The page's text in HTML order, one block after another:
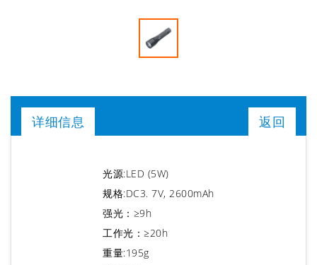
详细信息 返回
光源:LED (5W)
规格:DC3. 7V, 2600mAh
强光：≥9h
工作光：≥20h
重量:195g